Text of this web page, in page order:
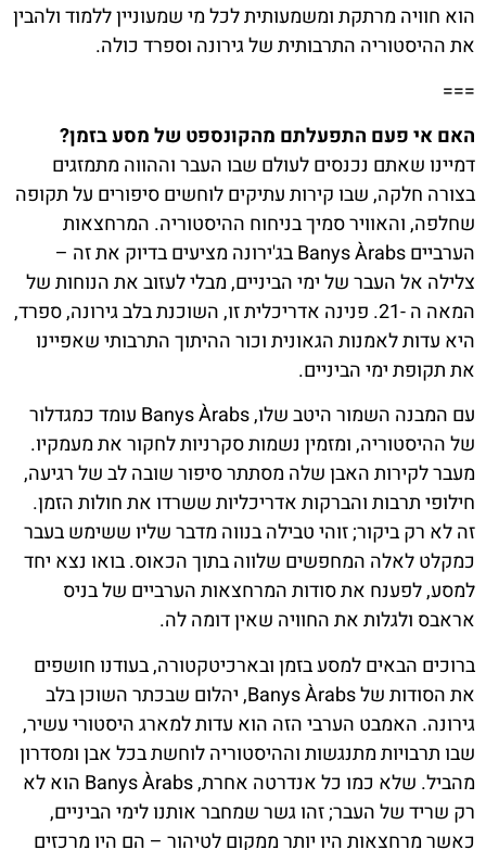
הוא חוויה מרתקת ומשמעותית לכל מי שמעוניין ללמוד ולהבין
את ההיסטוריה התרבותית של גירונה וספרד כולה.
===
האם אי פעם התפעלתם מהקונספט של מסע בזמן?
דמיינו שאתם נכנסים לעולם שבו העבר וההווה מתמזגים
בצורה חלקה, שבו קירות עתיקים לוחשים סיפורים על תקופה
שחלפה, והאוויר סמיך בניחוח ההיסטוריה. המרחצאות
הערביים Banys Àrabs בג'ירונה מציעים בדיוק את זה –
צלילה אל העבר של ימי הביניים, מבלי לעזוב את הנוחות של
המאה ה -21. פנינה אדריכלית זו, השוכנת בלב גירונה, ספרד,
היא עדות לאמנות הגאונית וכור ההיתוך התרבותי שאפיינו
את תקופת ימי הביניים.
עם המבנה השמור היטב שלו, Banys Àrabs עומד כמגדלור
של ההיסטוריה, ומזמין נשמות סקרניות לחקור את מעמקיו.
מעבר לקירות האבן שלה מסתתר סיפור שובה לב של רגיעה,
חילופי תרבות והברקות אדריכליות ששרדו את חולות הזמן.
זה לא רק ביקור; זוהי טבילה בנווה מדבר שליו ששימש בעבר
כמקלט לאלה המחפשים שלווה בתוך הכאוס. בואו נצא יחד
למסע, לפענח את סודות המרחצאות הערביים של בניס
אראבס ולגלות את החוויה שאין דומה לה.
ברוכים הבאים למסע בזמן ובארכיטקטורה, בעודנו חושפים
את הסודות של Banys Àrabs, יהלום שבכתר השוכן בלב
גירונה. האמבט הערבי הזה הוא עדות למארג היסטורי עשיר,
שבו תרבויות מתנגשות וההיסטוריה לוחשת בכל אבן ומסדרון
מהביל. שלא כמו כל אנדרטה אחרת, Banys Àrabs הוא לא
רק שריד של העבר; זהו גשר שמחבר אותנו לימי הביניים,
כאשר מרחצאות היו יותר ממקום לטיהור – הם היו מרכזים